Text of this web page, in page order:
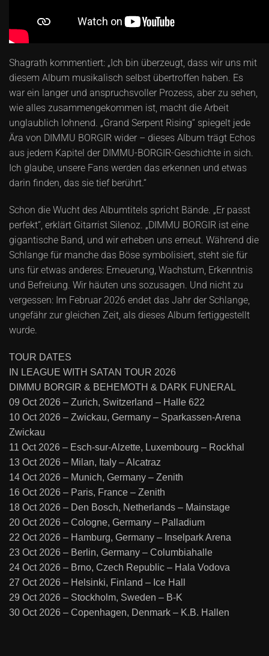
Shagrath kommentiert: „Ich bin überzeugt, dass wir uns mit
diesem Album musikalisch selbst übertroffen haben. Es
war ein langer und anspruchsvoller Prozess, aber zu sehen,
wie alles zusammengekommen ist, macht die Arbeit
unglaublich lohnend. „Grand Serpent Rising“ spiegelt jede
Ära von DIMMU BORGIR wider – dieses Album trägt Echos
aus jedem Kapitel der DIMMU-BORGIR-Geschichte in sich.
Ich glaube, unsere Fans werden das erkennen und etwas
darin finden, das sie tief berührt.“
Schon die Wucht des Albumtitels spricht Bände. „Er passt
perfekt“, erklärt Gitarrist Silenoz. „DIMMU BORGIR ist eine
gigantische Band, und wir erheben uns erneut. Während die
Schlange für manche das Böse symbolisiert, steht sie für
uns für etwas anderes: Erneuerung, Wachstum, Erkenntnis
und Befreiung. Wir häuten uns sozusagen. Und nicht zu
vergessen: Im Februar 2026 endet das Jahr der Schlange,
ungefähr zur gleichen Zeit, als dieses Album fertiggestellt
wurde.
TOUR DATES
IN LEAGUE WITH SATAN TOUR 2026
DIMMU BORGIR & BEHEMOTH & DARK FUNERAL
09 Oct 2026 – Zurich, Switzerland – Halle 622
10 Oct 2026 – Zwickau, Germany – Sparkassen-Arena
Zwickau
11 Oct 2026 – Esch-sur-Alzette, Luxembourg – Rockhal
13 Oct 2026 – Milan, Italy – Alcatraz
14 Oct 2026 – Munich, Germany – Zenith
16 Oct 2026 – Paris, France – Zenith
18 Oct 2026 – Den Bosch, Netherlands – Mainstage
20 Oct 2026 – Cologne, Germany – Palladium
22 Oct 2026 – Hamburg, Germany – Inselpark Arena
23 Oct 2026 – Berlin, Germany – Columbiahalle
24 Oct 2026 – Brno, Czech Republic – Hala Vodova
27 Oct 2026 – Helsinki, Finland – Ice Hall
29 Oct 2026 – Stockholm, Sweden – B-K
30 Oct 2026 – Copenhagen, Denmark – K.B. Hallen